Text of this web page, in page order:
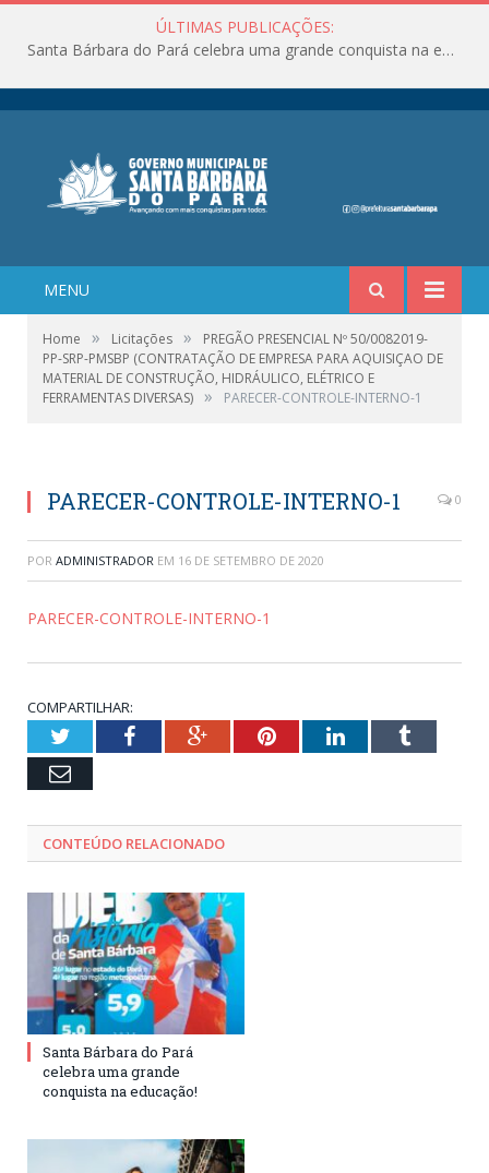
ÚLTIMAS PUBLICAÇÕES:
Santa Bárbara do Pará celebra uma grande conquista na educação!
MENU
Home » Licitações »
PREGÃO PRESENCIAL Nº 50/0082019-
PP-SRP-PMSBP (CONTRATAÇÃO DE EMPRESA PARA AQUISIÇAO DE
MATERIAL DE CONSTRUÇÃO, HIDRÁULICO, ELÉTRICO E
FERRAMENTAS DIVERSAS) » PARECER-CONTROLE-INTERNO-1
PARECER-CONTROLE-INTERNO-1 0
POR ADMINISTRADOR EM 16 DE SETEMBRO DE 2020
PARECER-CONTROLE-INTERNO-1
COMPARTILHAR:
TwitterFacebookGoogle+PinterestLinkedInTumblr
Email
CONTEÚDO RELACIONADO
Santa Bárbara do Pará
celebra uma grande
conquista na educação!